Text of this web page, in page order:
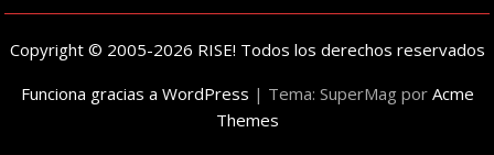
Copyright © 2005-2026 RISE! Todos los derechos reservados
Funciona gracias a WordPress | Tema: SuperMag por Acme
Themes